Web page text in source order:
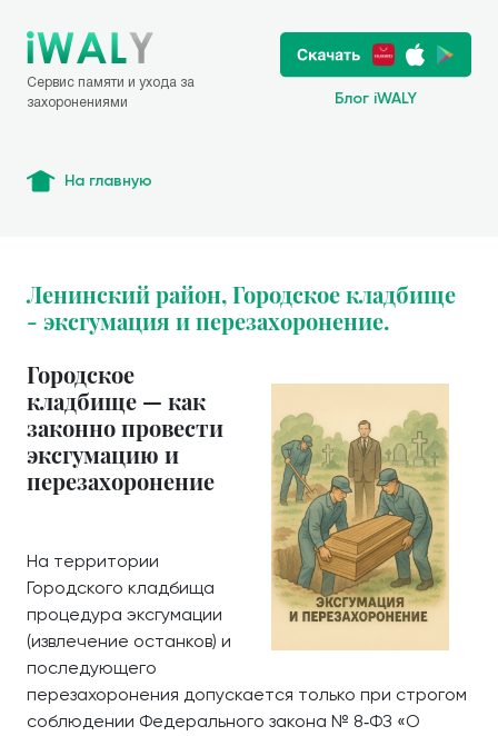
Сервис памяти и ухода за
захоронениями
Блог iWALY
На главную
Ленинский район, Городское кладбище
- эксгумация и перезахоронение.
Городское
кладбище — как
законно провести
эксгумацию и
перезахоронение
На территории
Городского кладбища
процедура эксгумации
(извлечение останков) и
последующего
перезахоронения допускается только при строгом
соблюдении Федерального закона № 8‑ФЗ «О